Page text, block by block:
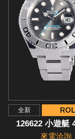
全新
126622 小遊艇
來電洽詢